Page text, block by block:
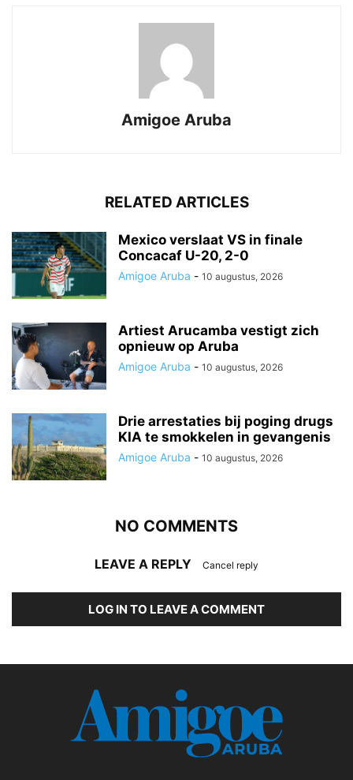
Amigoe Aruba
RELATED ARTICLES
Mexico verslaat VS in finale
Concacaf U-20, 2-0
Amigoe Aruba - 10 augustus, 2026
Artiest Arucamba vestigt zich
opnieuw op Aruba
Amigoe Aruba - 10 augustus, 2026
Drie arrestaties bij poging drugs
KIA te smokkelen in gevangenis
Amigoe Aruba - 10 augustus, 2026
NO COMMENTS
LEAVE A REPLY Cancel reply
LOG IN TO LEAVE A COMMENT